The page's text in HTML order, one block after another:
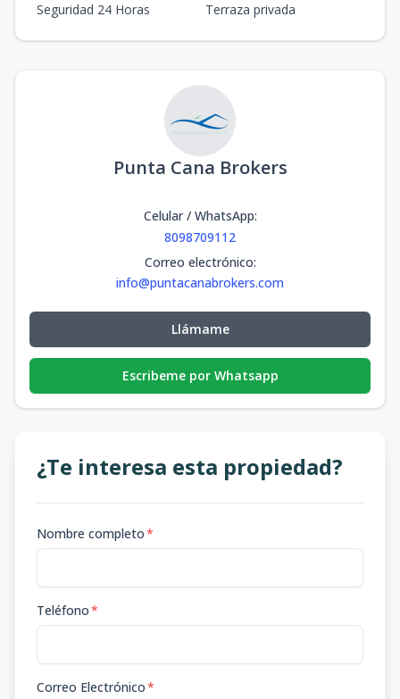
Seguridad 24 Horas
Terraza privada
Punta Cana Brokers
Celular / WhatsApp:
8098709112
Correo electrónico:
info@puntacanabrokers.com
Llámame
Escribeme por Whatsapp
¿Te interesa esta propiedad?
Nombre completo*
Teléfono*
Correo Electrónico*